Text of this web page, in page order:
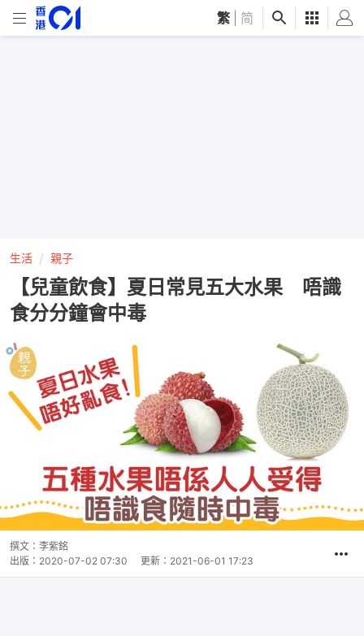
繁 简
生活 親子
【兒童飲食】夏日常見五大水果 唔識
食分分鐘會中毒
撰文： 李紫銘
出版： 2020-07-02 07:30 更新： 2021-06-01 17:23